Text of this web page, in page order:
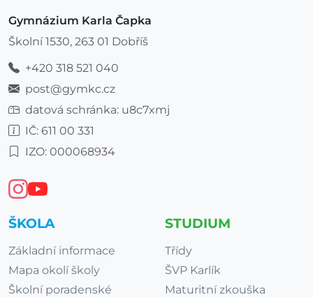
Gymnázium Karla Čapka
Školní 1530, 263 01 Dobříš
+420 318 521 040
post@gymkc.cz
datová schránka: u8c7xmj
IČ: 611 00 331
IZO: 000068934
ŠKOLA
Základní informace
Mapa okolí školy
Školní poradenské
STUDIUM
Třídy
ŠVP Karlík
Maturitní zkouška